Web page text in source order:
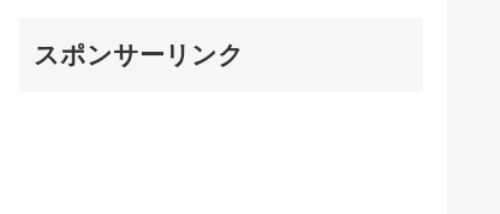
スポンサーリンク